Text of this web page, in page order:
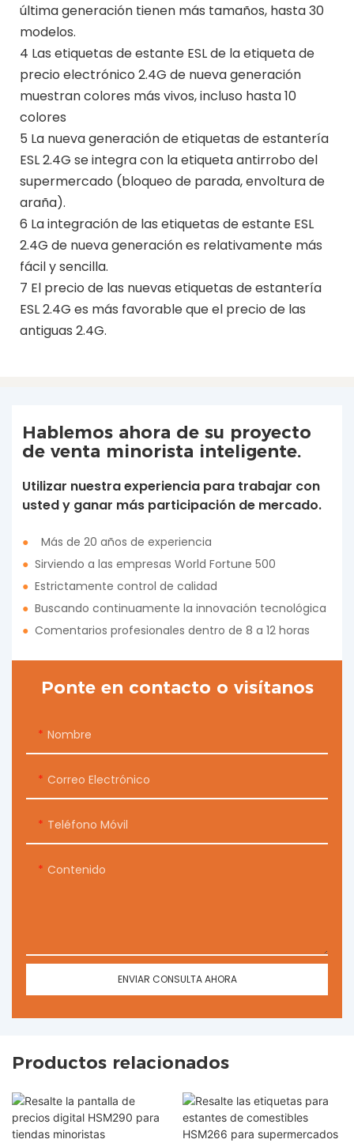
última generación tienen más tamaños, hasta 30
modelos.
4 Las etiquetas de estante ESL de la etiqueta de
precio electrónico 2.4G de nueva generación
muestran colores más vivos, incluso hasta 10
colores
5 La nueva generación de etiquetas de estantería
ESL 2.4G se integra con la etiqueta antirrobo del
supermercado (bloqueo de parada, envoltura de
araña).
6 La integración de las etiquetas de estante ESL
2.4G de nueva generación es relativamente más
fácil y sencilla.
7 El precio de las nuevas etiquetas de estantería
ESL 2.4G es más favorable que el precio de las
antiguas 2.4G.
Hablemos ahora de su proyecto
de venta minorista inteligente.
Utilizar nuestra experiencia para trabajar con
usted y ganar más participación de mercado.
●
Más de 20 años de experiencia
●Sirviendo a las empresas World Fortune 500
●Estrictamente control de calidad
●Buscando continuamente la innovación tecnológica
●Comentarios profesionales dentro de 8 a 12 horas
Ponte en contacto o visítanos
Nombre
Correo Electrónico
Teléfono Móvil
Contenido
ENVIAR CONSULTA AHORA
Productos relacionados